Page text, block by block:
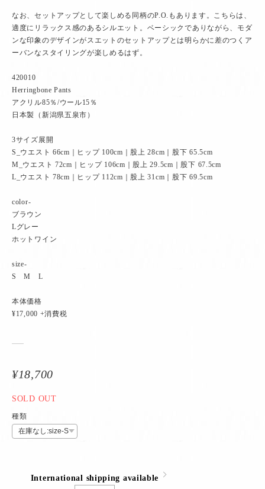
なお、セットアップとして楽しめる同柄のP.O.もあります。こちらは、
適度にリラックス感のあるシルエット。ベーシックでありながら、モダ
ンな印象のデザインがスエットのセットアップとは明らかに差のつくア
ーバンなスタイリングが楽しめるはず。
420010
Herringbone Pants
アクリル85％/ウール15％
日本製（新潟県五泉市）
3サイズ展開
S_ウエスト 66cm｜ヒップ 100cm｜股上 28cm｜股下 65.5cm
M_ウエスト 72cm｜ヒップ 106cm｜股上 29.5cm｜股下 67.5cm
L_ウエスト 78cm｜ヒップ 112cm｜股上 31cm｜股下 69.5cm
color-
ブラウン
Lグレー
ホットワイン
size-
S M L
本体価格
¥17,000 +消費税
¥18,700
SOLD OUT
種類
International shipping available